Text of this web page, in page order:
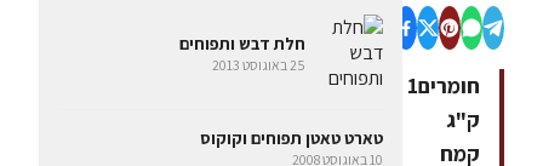
חומרים1
ק"ג
קמח
חלת דבש ותפוחים
25 באוגוסט 2013
טארט טאטן תפוחים וקוקוס
10 באוגוסט 2008